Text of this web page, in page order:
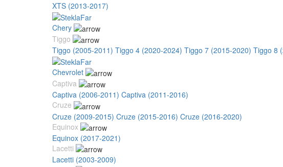
XTS (2013-2017)
Chery
Tiggo
Tiggo (2005-2011) Tiggo 4 (2020-2024) Tiggo 7 (2015-2020) Tiggo 8
Chevrolet
Captiva
Captiva (2006-2011) Captiva (2011-2016)
Cruze
Cruze (2009-2015) Cruze (2015-2016) Cruze (2016-2020)
Equinox
Equinox (2017-2021)
Lacetti
Lacetti (2003-2009)